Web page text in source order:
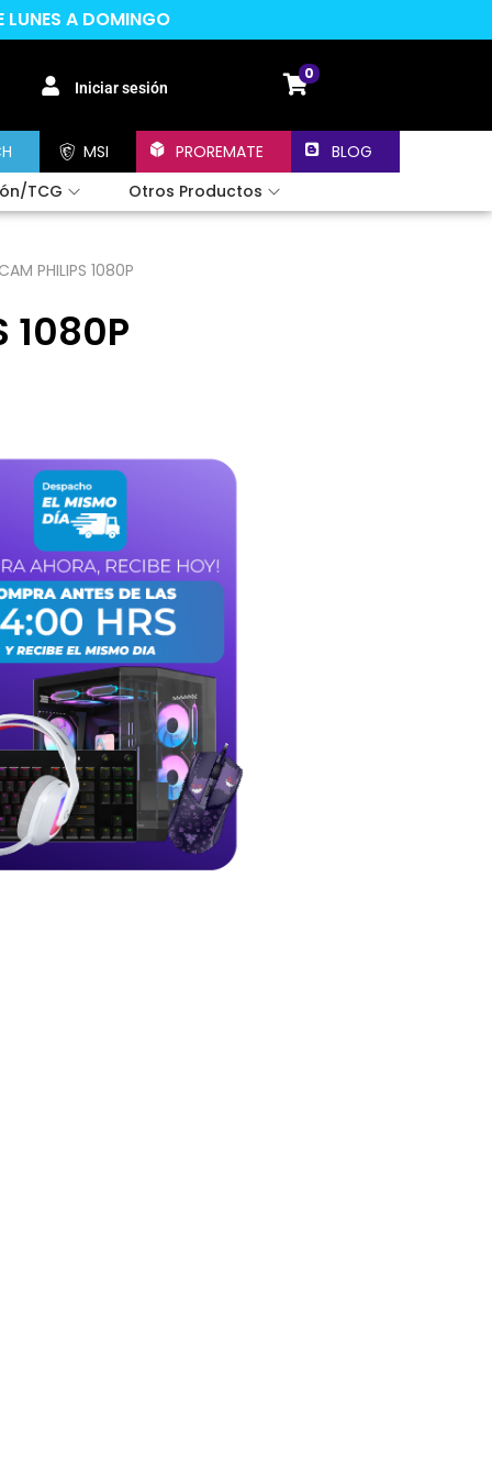
LUNES A DOMINGO
Iniciar sesión
0
MSI PROREMATE
BLOG
TCG
Otros Productos
PHILIPS 1080P
1080P